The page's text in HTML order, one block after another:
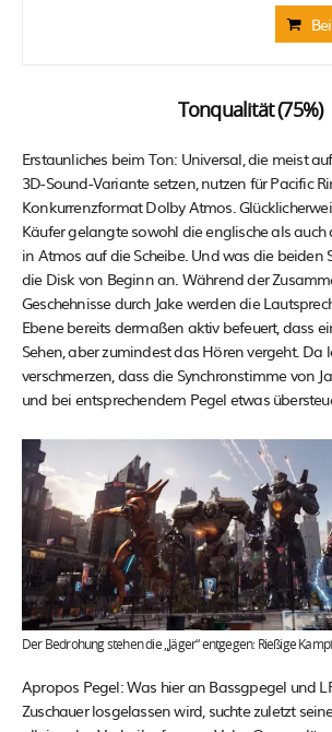
Tonqualität (75%)
Erstaunliches beim Ton: Universal, die meist
3D-Sound-Variante setzen, nutzen für Pacific
Konkurrenzformat Dolby Atmos.
Käufer gelangte sowohl die englische als auch
in Atmos auf die Scheibe. Und was die beiden
die Disk von Beginn an. Während der
Geschehnisse durch Jake werden die
Ebene bereits dermaßen aktiv befeuert, dass
Sehen, aber zumindest das Hören vergeht. Da
verschmerzen, dass die Synchronstimme von
und bei entsprechendem Pegel etwas
Der Bedrohung stehen die „Jäger“ entgegen: Rießige
Apropos Pegel: Was hier an Bassgpegel und
Zuschauer losgelassen wird, suchte zuletzt